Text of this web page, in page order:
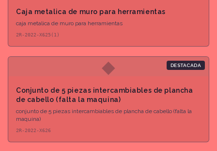
Caja metalica de muro para herramientas
caja metalica de muro para herramientas
2R-2022-X625(1)
◆ DESTACADA
Conjunto de 5 piezas intercambiables de plancha
de cabello (falta la maquina)
conjunto de 5 piezas intercambiables de plancha de cabello (falta la
maquina)
2R-2022-X626